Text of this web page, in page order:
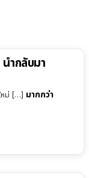
ำกลับมา
หม่ […] มากกว่า